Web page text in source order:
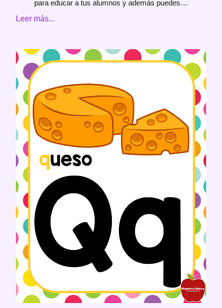
para educar a tus alumnos y además puedes…
Leer más...